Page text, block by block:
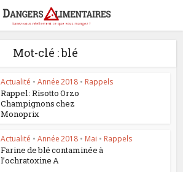
Mot-clé : blé
Actualité • Année 2018 • Rappels
Rappel : Risotto Orzo
Champignons chez
Monoprix
Actualité • Année 2018 • Mai • Rappels
Farine de blé contaminée à
l’ochratoxine A